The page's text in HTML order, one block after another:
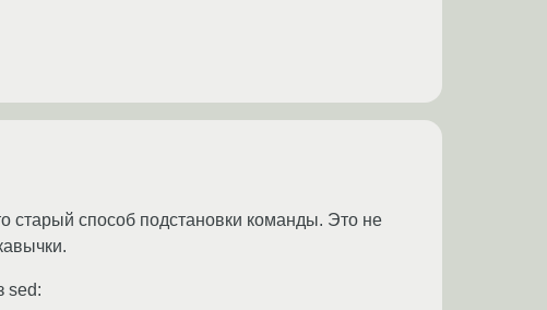
старый способ подстановки команды. Это не
sed: